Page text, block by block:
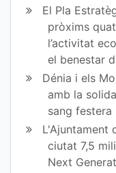
El Pla
pròxims
l’activitat
el benestar
Dénia i els
amb la
sang festera
L'Ajuntament
ciutat 7,5
Next